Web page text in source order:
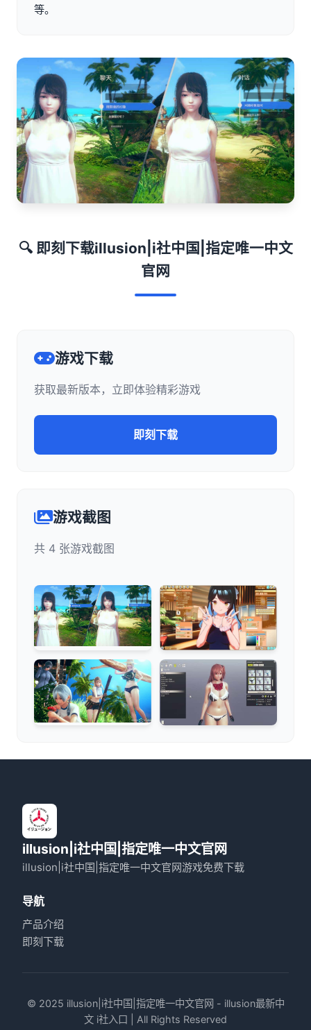
等。
🔍 即刻下载illusion|i社中国|指定唯一中文
官网
游戏下载
获取最新版本，立即体验精彩游戏
即刻下载
游戏截图
共 4 张游戏截图
illusion|i社中国|指定唯一中文官网
illusion|i社中国|指定唯一中文官网游戏免费下载
导航
产品介绍
即刻下载
© 2025 illusion|i社中国|指定唯一中文官网 - illusion最新中
文 i社入口 | All Rights Reserved